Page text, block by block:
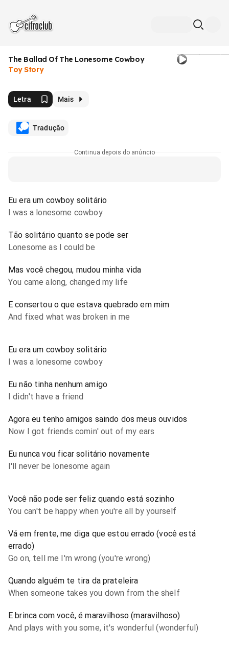
The Ballad Of The Lonesome Cowboy
Toy Story
Letra Mais
Tradução
Continua depois do anúncio
Eu era um cowboy solitário
I was a lonesome cowboy
Tão solitário quanto se pode ser
Lonesome as I could be
Mas você chegou, mudou minha vida
You came along, changed my life
E consertou o que estava quebrado em mim
And fixed what was broken in me
Eu era um cowboy solitário
I was a lonesome cowboy
Eu não tinha nenhum amigo
I didn't have a friend
Agora eu tenho amigos saindo dos meus ouvidos
Now I got friends comin' out of my ears
Eu nunca vou ficar solitário novamente
I'll never be lonesome again
Você não pode ser feliz quando está sozinho
You can't be happy when you're all by yourself
Vá em frente, me diga que estou errado (você está
errado)
Go on, tell me I'm wrong (you're wrong)
Quando alguém te tira da prateleira
When someone takes you down from the shelf
E brinca com você, é maravilhoso (maravilhoso)
And plays with you some, it's wonderful (wonderful)